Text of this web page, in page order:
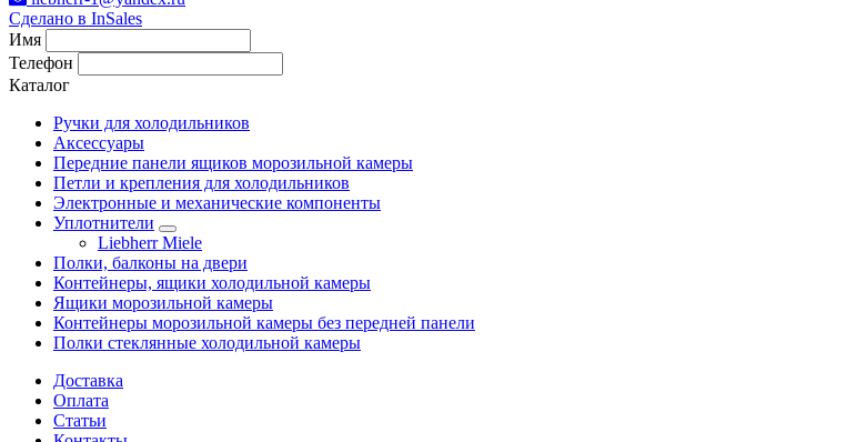
Сделано в InSales
Имя
Телефон
Каталог
Ручки для холодильников
Аксессуары
Передние панели ящиков морозильной камеры
Петли и крепления для холодильников
Электронные и механические компоненты
Уплотнители
Liebherr Miele
Полки, балконы на двери
Контейнеры, ящики холодильной камеры
Ящики морозильной камеры
Контейнеры морозильной камеры без передней панели
Полки стеклянные холодильной камеры
Доставка
Оплата
Статьи